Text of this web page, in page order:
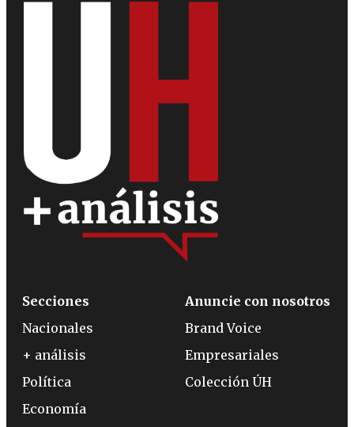
Secciones
Nacionales
+ análisis
Política
Economía
Anuncie con nosotros
Brand Voice
Empresariales
Colección ÚH